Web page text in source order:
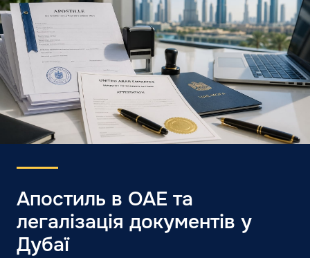
Апостиль в ОАЕ та
легалізація документів у
Дубаї